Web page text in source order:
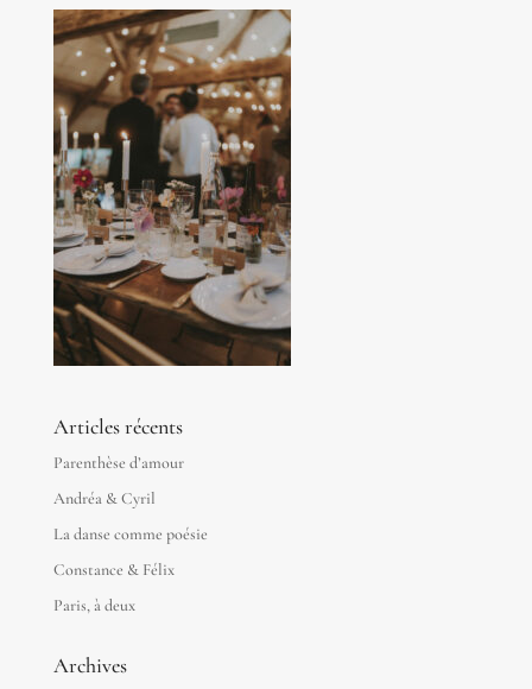
Articles récents
Parenthèse d’amour
Andréa & Cyril
La danse comme poésie
Constance & Félix
Paris, à deux
Archives